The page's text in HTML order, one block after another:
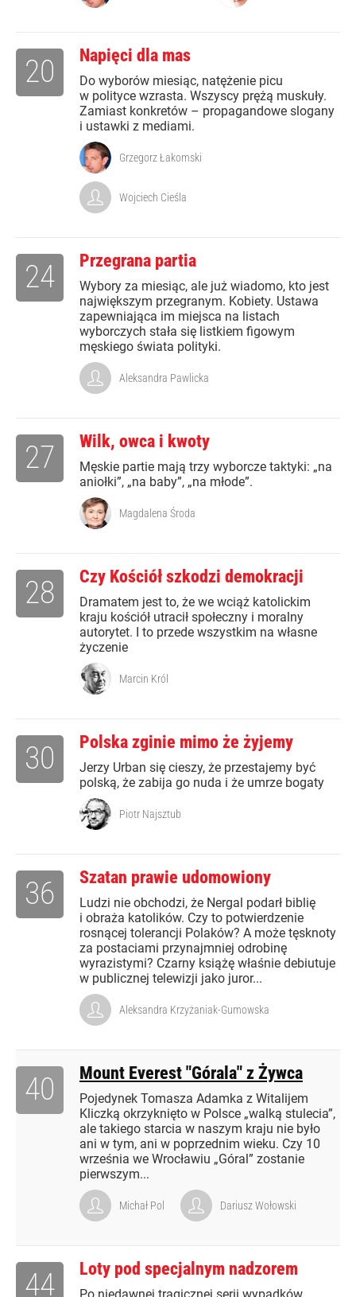
Napięci dla mas
Do wyborów miesiąc, natężenie picu
w polityce wzrasta. Wszyscy prężą muskuły.
Zamiast konkretów – propagandowe slogany
i ustawki z mediami.
20
Grzegorz Łakomski
Wojciech Cieśla
Przegrana partia
Wybory za miesiąc, ale już wiadomo, kto jest
największym przegranym. Kobiety. Ustawa
zapewniająca im miejsca na listach
wyborczych stała się listkiem figowym
męskiego świata polityki.
24
Aleksandra Pawlicka
Wilk, owca i kwoty
Męskie partie mają trzy wyborcze taktyki: „na
aniołki”, „na baby”, „na młode”.
27
Magdalena Środa
Czy Kościół szkodzi demokracji
Dramatem jest to, że we wciąż katolickim
kraju kościół utracił społeczny i moralny
autorytet. I to przede wszystkim na własne
życzenie
28
Marcin Król
Polska zginie mimo że żyjemy
Jerzy Urban się cieszy, że przestajemy być
polską, że zabija go nuda i że umrze bogaty
30
Piotr Najsztub
Szatan prawie udomowiony
Ludzi nie obchodzi, że Nergal podarł biblię
i obraża katolików. Czy to potwierdzenie
rosnącej tolerancji Polaków? A może tęsknoty
za postaciami przynajmniej odrobinę
wyrazistymi? Czarny książę właśnie debiutuje
w publicznej telewizji jako juror...
36
Aleksandra Krzyżaniak-Gumowska
Mount Everest "Górala" z Żywca
Pojedynek Tomasza Adamka z Witalijem
Kliczką okrzyknięto w Polsce „walką stulecia”,
ale takiego starcia w naszym kraju nie było
ani w tym, ani w poprzednim wieku. Czy 10
września we Wrocławiu „Góral” zostanie
pierwszym...
40
Michał Pol Dariusz Wołowski
Loty pod specjalnym nadzorem
44